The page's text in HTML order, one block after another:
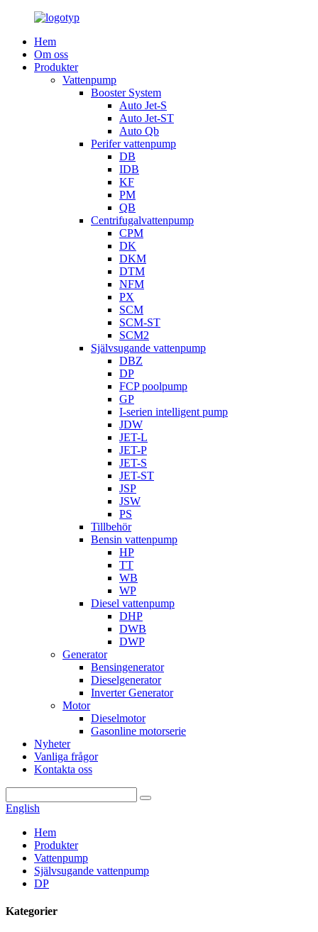
Hem
Om oss
Produkter
Vattenpump
Booster System
Auto Jet-S
Auto Jet-ST
Auto Qb
Perifer vattenpump
DB
IDB
KF
PM
QB
Centrifugalvattenpump
CPM
DK
DKM
DTM
NFM
PX
SCM
SCM-ST
SCM2
Självsugande vattenpump
DBZ
DP
FCP poolpump
GP
I-serien intelligent pump
JDW
JET-L
JET-P
JET-S
JET-ST
JSP
JSW
PS
Tillbehör
Bensin vattenpump
HP
TT
WB
WP
Diesel vattenpump
DHP
DWB
DWP
Generator
Bensingenerator
Dieselgenerator
Inverter Generator
Motor
Dieselmotor
Gasonline motorserie
Nyheter
Vanliga frågor
Kontakta oss
English
Hem
Produkter
Vattenpump
Självsugande vattenpump
DP
Kategorier